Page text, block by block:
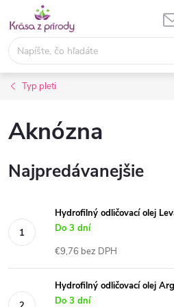
obsah
Typ pleti
Aknózna
Najpredávanejšie
Hydrofilný odličovací olej
Do 3 dní
€9,76 bez DPH
Hydrofilný odličovací olej
Do 3 dní